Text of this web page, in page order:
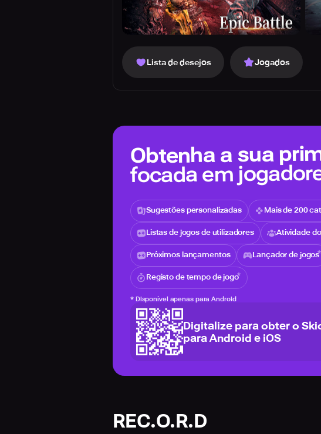
Lista de desejos Jogados
Obtenha a sua
focada em
Sugestões personalizadas Mais de 200
Listas de jogos de utilizadores Atividade
Próximos lançamentos Lançador de jogos
Registo de tempo de jogo
* Disponível apenas para Android
Digitalize para obter o
para Android e iOS
REC.O.R.D